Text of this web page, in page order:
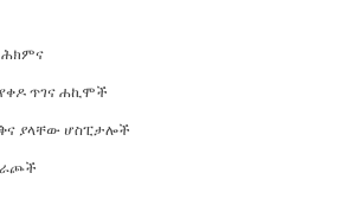
ሕክምና
ጥገና ሐኪሞች
ያላቸው ሆስፒታሎች